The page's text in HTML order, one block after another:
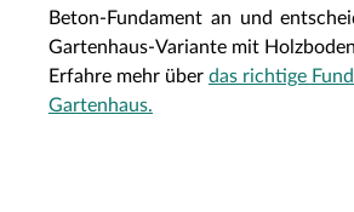
Beton-Fundament an und
Gartenhaus-Variante mit
Erfahre mehr über das richtige
Gartenhaus.